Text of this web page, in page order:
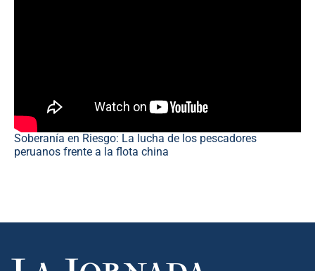
Soberanía en Riesgo: La lucha de los pescadores
peruanos frente a la flota china